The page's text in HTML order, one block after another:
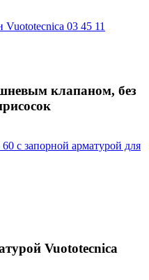
клапаном, без
Vuototecnica